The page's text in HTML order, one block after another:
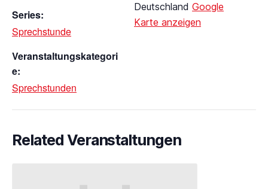
Series:
Sprechstunde
Veranstaltungskategori
e:
Sprechstunden
Deutschland Google
Karte anzeigen
Related Veranstaltungen